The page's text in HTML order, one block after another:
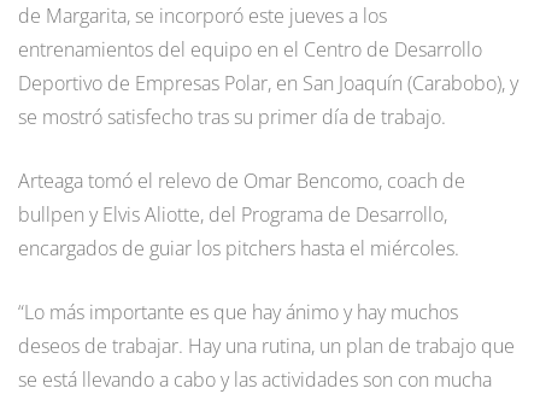
de Margarita, se incorporó este jueves a los
entrenamientos del equipo en el Centro de Desarrollo
Deportivo de Empresas Polar, en San Joaquín (Carabobo), y
se mostró satisfecho tras su primer día de trabajo.
Arteaga tomó el relevo de Omar Bencomo, coach de
bullpen y Elvis Aliotte, del Programa de Desarrollo,
encargados de guiar los pitchers hasta el miércoles.
“Lo más importante es que hay ánimo y hay muchos
deseos de trabajar. Hay una rutina, un plan de trabajo que
se está llevando a cabo y las actividades son con mucha